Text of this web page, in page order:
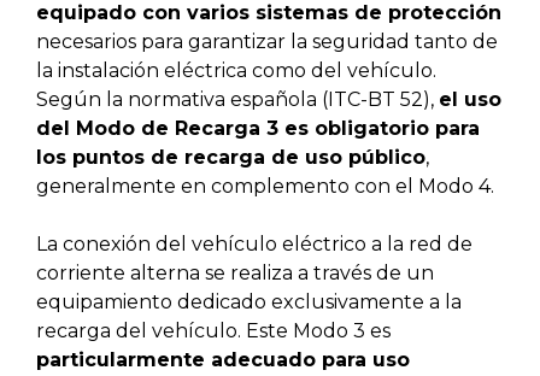
equipado con varios sistemas de protección
necesarios para garantizar la seguridad tanto de
la instalación eléctrica como del vehículo.
Según la normativa española (ITC-BT 52), el uso
del Modo de Recarga 3 es obligatorio para
los puntos de recarga de uso público,
generalmente en complemento con el Modo 4.
La conexión del vehículo eléctrico a la red de
corriente alterna se realiza a través de un
equipamiento dedicado exclusivamente a la
recarga del vehículo. Este Modo 3 es
particularmente adecuado para uso